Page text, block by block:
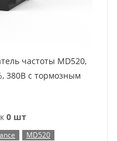
частоты MD520,
380В с тормозным
0 шт
MD520